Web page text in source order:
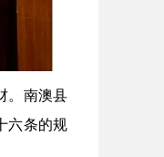
。南澳县
六条的规